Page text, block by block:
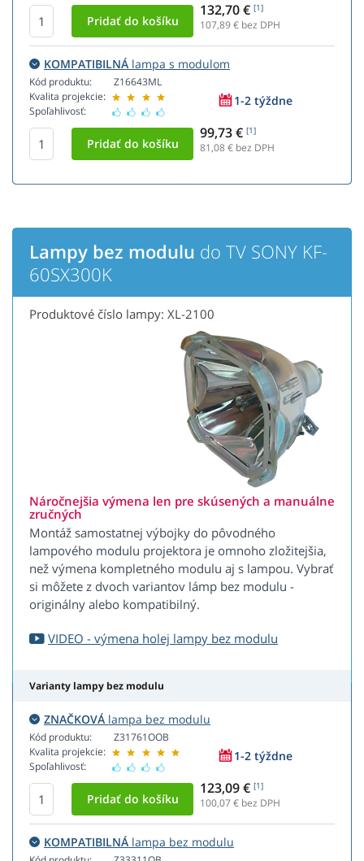
132,70 € [1]
107,89€ bez DPH
KOMPATIBILNÁ lampa s modulom
Kód produktu:
Kvalita projekcie:
Spoľahlivosť:
Z16643ML
1-2 týždne
99,73 € [1]
81,08€ bez DPH
Lampy bez modulu do TV SONY KF-
60SX300K
Produktové číslo lampy: XL-2100
Náročnejšia výmena len pre skúsených a manuálne
zručných
Montáž samostatnej výbojky do pôvodného
lampového modulu projektora je omnoho zložitejšia,
než výmena kompletného modulu aj s lampou. Vybrať
si môžete z dvoch variantov lámp bez modulu -
originálny alebo kompatibilný.
VIDEO - výmena holej lampy bez modulu
Varianty lampy bez modulu
ZNAČKOVÁ lampa bez modulu
Kód produktu:
Kvalita projekcie:
Spoľahlivosť:
Z31761OOB
1-2 týždne
123,09 € [1]
100,07 € bez DPH
KOMPATIBILNÁ lampa bez modulu